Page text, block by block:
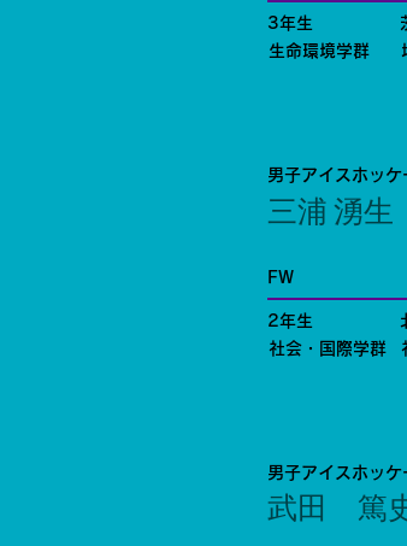
3年生
生命環境学群
男子アイスホッケ
三浦 湧生
FW
2年生
社会・国際学群
男子アイスホッケ
武田 篤